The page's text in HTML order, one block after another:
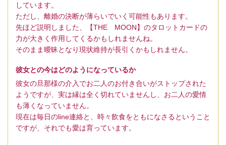
しています。
ただし、離婚の決断が薄らいでいく可能性もあります。
先ほど説明しました、【THE MOON】のタロットカードの
力が大きく作用してくるかもしれませんね。
そのまま曖昧となり現状維持が長引くかもしれません。
彼女との今はどのようになっているか
彼女の旦那様の介入でお二人のお付き合いがストップされた
ようですが、実は縁は全く切れていませんし、お二人の愛情
も薄くなっていません。
現在は毎日のline連絡と、時々飲食をともになさるということ
ですが、それでも愛は育っています。